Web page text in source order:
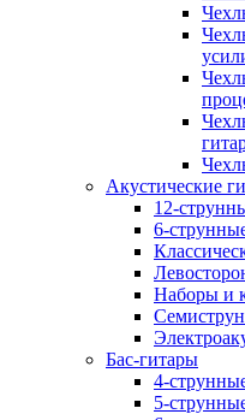
Акустические
12-
6-
Наборы и
Бас-гитары
4-
5-